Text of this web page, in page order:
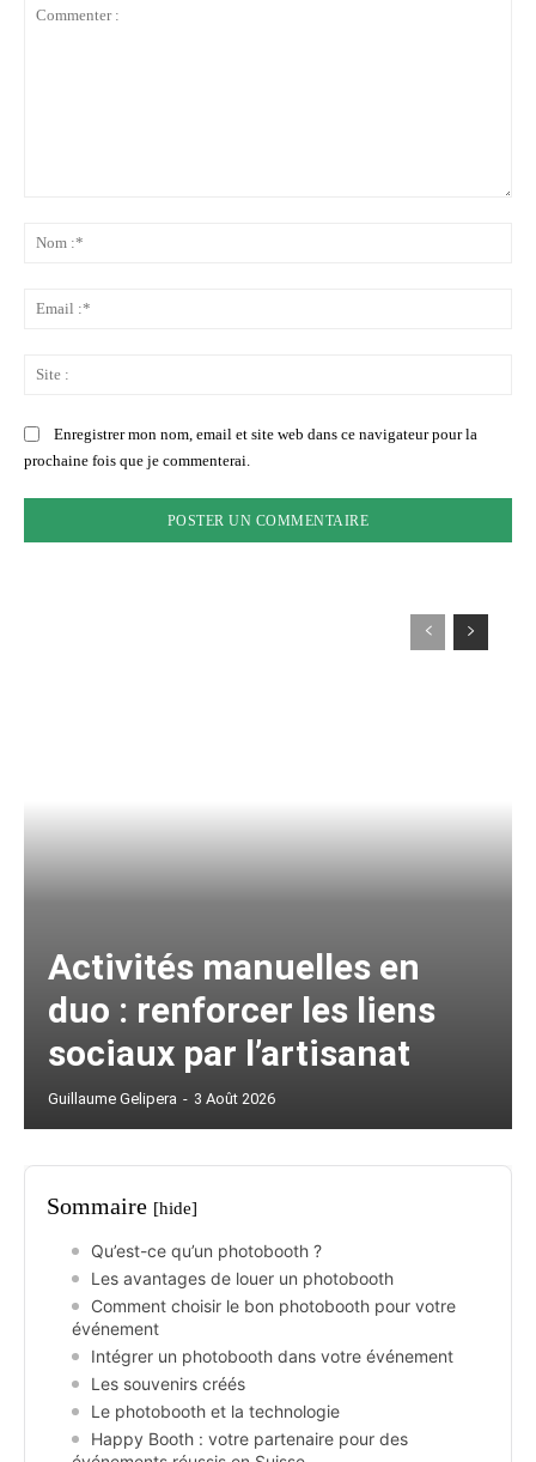
Enregistrer mon nom, email et site web dans ce navigateur pour la
prochaine fois que je commenterai.
Activités manuelles en
duo : renforcer les liens
sociaux par l’artisanat
Guillaume Gelipera - 3 Août 2026
Sommaire [hide]
Qu’est-ce qu’un photobooth ?
Les avantages de louer un photobooth
Comment choisir le bon photobooth pour votre
événement
Intégrer un photobooth dans votre événement
Les souvenirs créés
Le photobooth et la technologie
Happy Booth : votre partenaire pour des